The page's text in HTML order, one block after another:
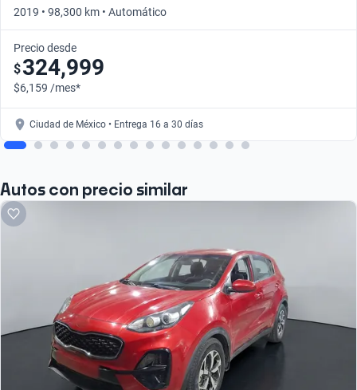
2019 • 98,300 km • Automático
Precio desde
$324,999
$6,159 /mes*
Ciudad de México • Entrega 16 a 30 días
Autos con precio similar